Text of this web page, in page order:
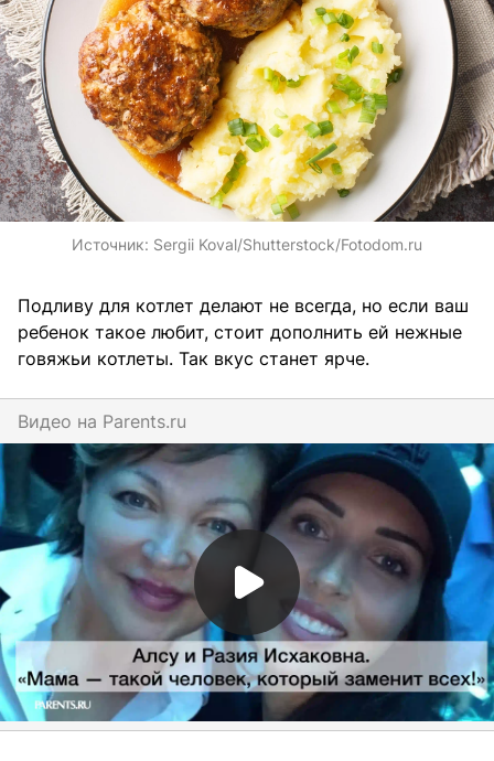
Источник: Sergii Koval/Shutterstock/Fotodom.ru
Подливу для котлет делают не всегда, но если ваш
ребенок такое любит, стоит дополнить ей нежные
говяжьи котлеты. Так вкус станет ярче.
Видео на parents.ru